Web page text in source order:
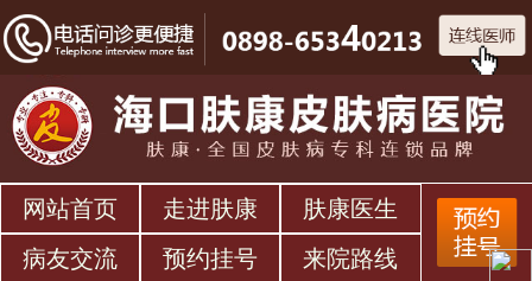
网站首页 走进肤康
肤康医生
病友交流
预约挂号 来院路线